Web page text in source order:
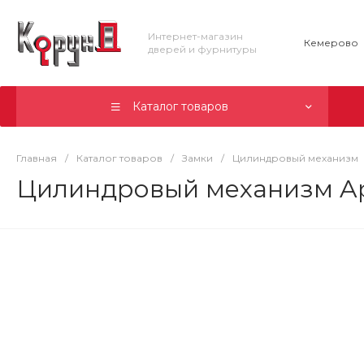
Интернет-магазин
дверей и фурнитуры
Кемерово
Каталог товаров
Главная / Каталог товаров / Замки / Цилиндровый механизм
Цилиндровый механизм